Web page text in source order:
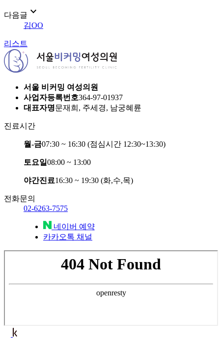
다음글 expand_more
김OO
리스트
서울 비커밍 여성의원
사업자등록번호364-97-01937
대표자명문재희, 주세경, 남궁혜륜
진료시간
월-금07:30 ~ 16:30 (점심시간 12:30~13:30)
토요일08:00 ~ 13:00
야간진료16:30 ~ 19:30 (화,수,목)
전화문의
02-6263-7575
네이버 예약
카카오톡 채널